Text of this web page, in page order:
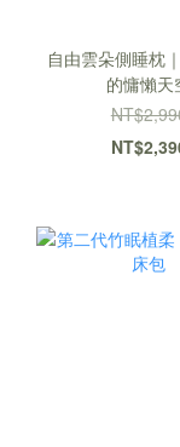
自由雲朵側睡枕
的慵懶天